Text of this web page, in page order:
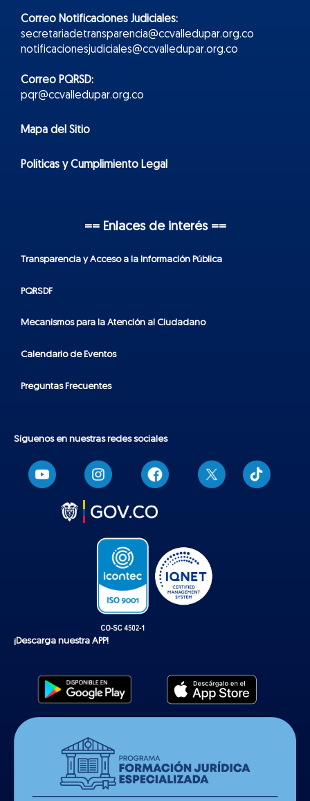
Correo Notificaciones Judiciales:
secretariadetransparencia@ccvalledupar.org.co
notificacionesjudiciales@ccvalledupar.org.co
Correo PQRSD:
pqr@ccvalledupar.org.co
Mapa del Sitio
Políticas y Cumplimiento Legal
== Enlaces de interés ==
Transparencia y Acceso a la Información Pública
PQRSDF
Mecanismos para la Atención al Ciudadano
Calendario de Eventos
Preguntas Frecuentes
Síguenos en nuestras redes sociales
T
i
k
¡Descarga nuestra APP!